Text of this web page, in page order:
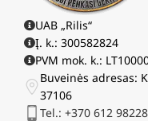
UAB „Rilis“
Į. k.: 300582824
PVM mok. k.:
Buveinės adresas:
37106
Tel.: +370 612 98228